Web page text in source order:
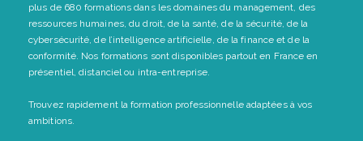
plus de 680 formations dans les domaines du management, des
ressources humaines, du droit, de la santé, de la sécurité, de la
cybersécurité, de l’intelligence artificielle, de la finance et de la
conformité. Nos formations sont disponibles partout en France en
présentiel, distanciel ou intra-entreprise.
Trouvez rapidement la formation professionnelle adaptées à vos
ambitions.